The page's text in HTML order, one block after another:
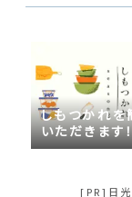
しもつかれを
いただきます
つかれｓｅａｓ
[PR] 日